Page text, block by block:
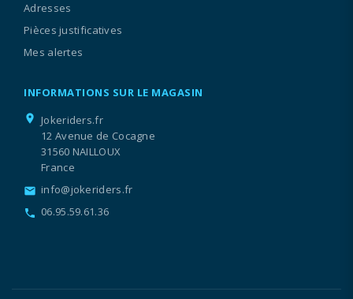
Adresses
Pièces justificatives
Mes alertes
INFORMATIONS SUR LE MAGASIN
location_on
Jokeriders.fr
12 Avenue de Cocagne
31560 NAILLOUX
France
email info@jokeriders.fr
call 06.95.59.61.36